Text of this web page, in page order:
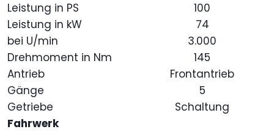
Leistung in PS
100
Leistung in kW
74
bei U/min
3.000
Drehmoment in Nm
145
Antrieb
Frontantrieb
Gänge
5
Getriebe
Schaltung
Fahrwerk